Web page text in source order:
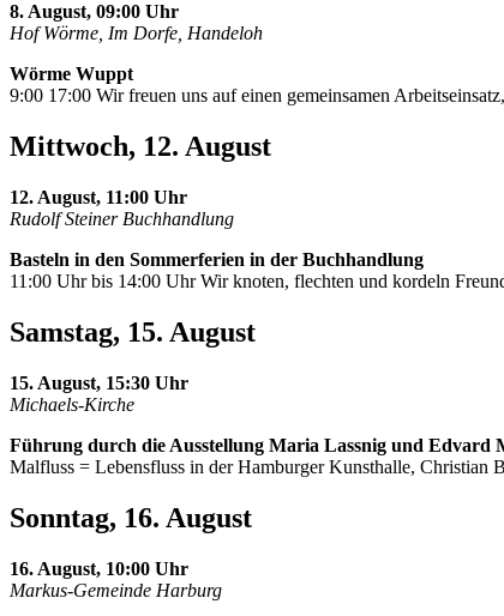
8. August, 09:00 Uhr
Hof Wörme, Im Dorfe, Handeloh
Wörme Wuppt
9:00 17:00 Wir freuen uns auf einen gemeinsamen
Mittwoch, 12. August
12. August, 11:00 Uhr
Rudolf Steiner Buchhandlung
Basteln in den Sommerferien in der Buchhandlung
11:00 Uhr bis 14:00 Uhr Wir knoten, flechten und kordeln
Samstag, 15. August
15. August, 15:30 Uhr
Michaels-Kirche
Führung durch die Ausstellung Maria Lassnig und Edvard
Malfluss = Lebensfluss in der Hamburger Kunsthalle, Christian
Sonntag, 16. August
16. August, 10:00 Uhr
Markus-Gemeinde Harburg